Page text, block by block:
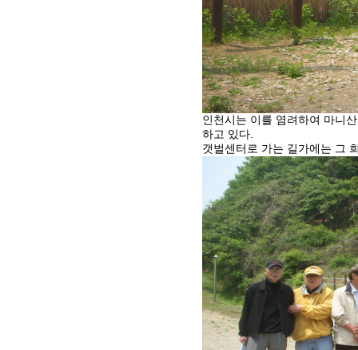
인천시는 이를 염려하여 마니
하고 있다.
갯벌센터로 가는 길가에는 그